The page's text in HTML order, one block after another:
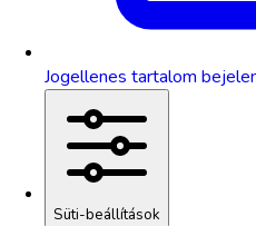
Jogellenes tartalom
Süti-beállítások